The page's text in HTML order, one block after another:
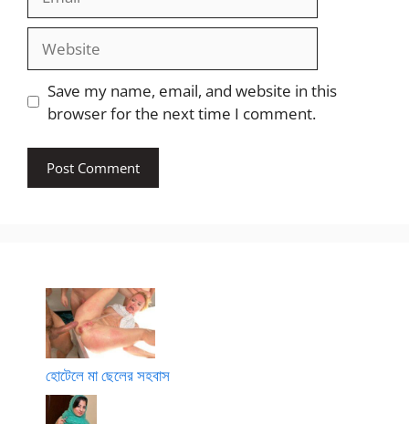
Save my name, email, and website in this
browser for the next time I comment.
হোটেলে মা ছেলের সহবাস